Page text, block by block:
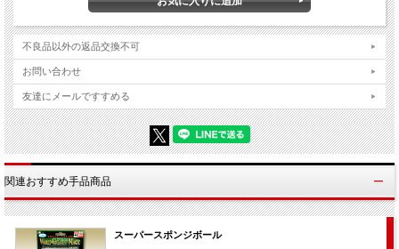
スポンジボールマジックで使用する手品用スポンジボールの単品で
す。
こちらは日本メーカー製の高品質タイプ。色移りしにくい仕様で非常
にやわらかく使いやすいです。
やわらかいので今まで使っていたサイズより大きなボールで迫力ある
演技をしたり、同じサイズなら海外製ボールよりも沢山のボールをパ
ームできたりと演技がグレードアップします。
さらに嬉しいカラーバリエーションもあり！
出現、消失、瞬間移動、分裂、カラーチェンジと、ワンランク上の用
不良品以外の返品交換不可
お問い合わせ
友達にメールですすめる
関連おすすめ手品商品
スーパースポンジボール